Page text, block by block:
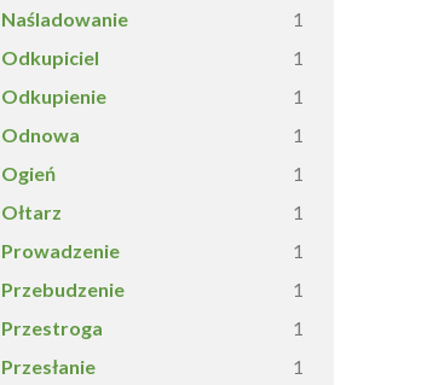
Naśladowanie 1
Odkupiciel 1
Odkupienie 1
Odnowa 1
Ogień 1
Ołtarz 1
Prowadzenie 1
Przebudzenie 1
Przestroga 1
Przesłanie 1